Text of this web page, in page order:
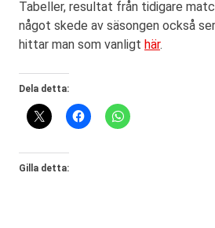
Tabeller, resultat från tidigare
något skede av säsongen också
hittar man som vanligt här.
Dela detta:
Gilla detta: